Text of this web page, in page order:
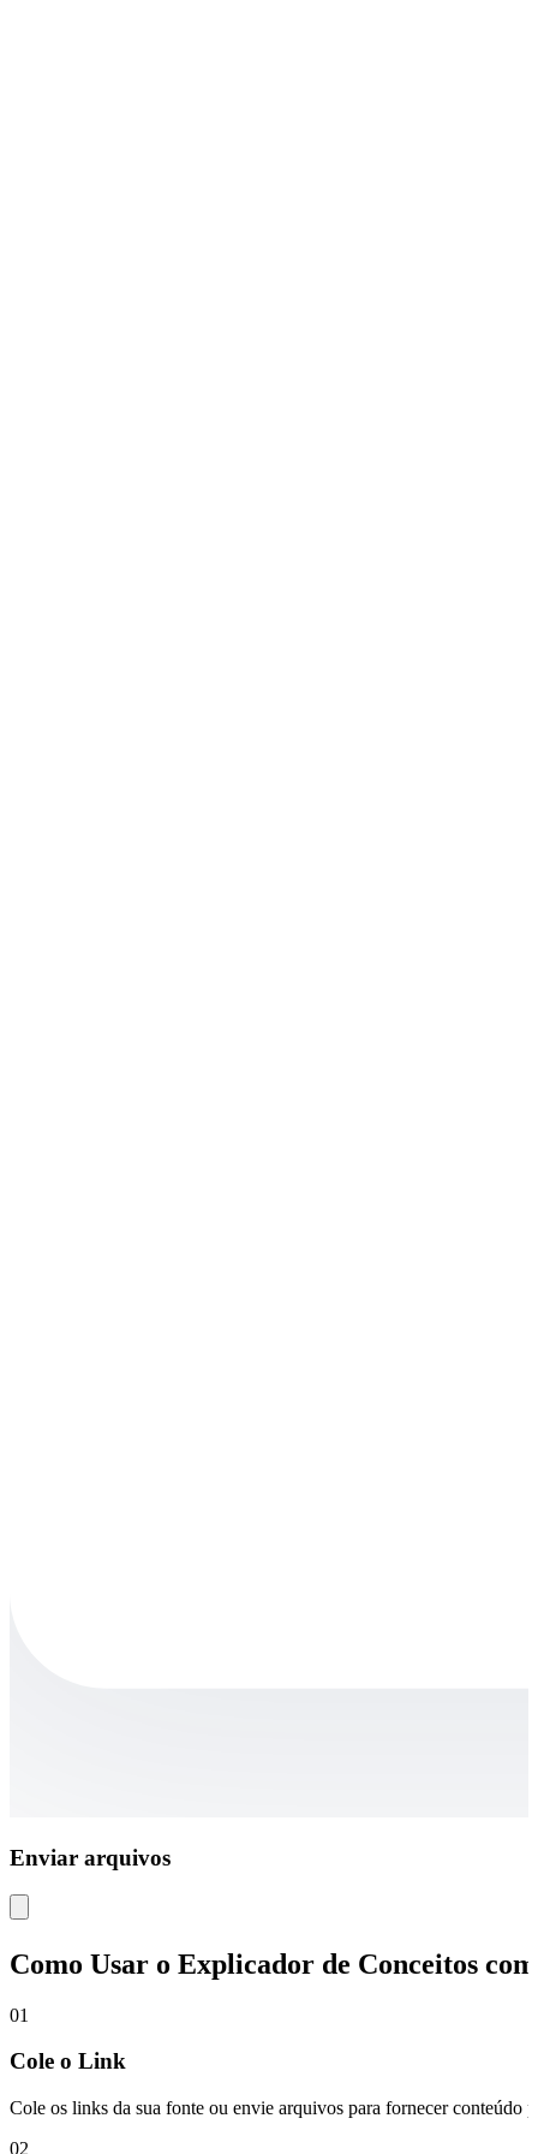
Enviar arquivos
Como Usar o Explicador de Conceitos
01
Cole o Link
Cole os links da sua fonte ou envie arquivos para fornecer conteúdo
02